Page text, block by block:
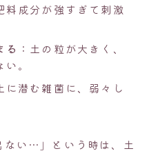
料成分が強すぎて刺激
る ：土の粒が大きく、
。
に潜む雑菌に、弱々し
ない…」という時は、土